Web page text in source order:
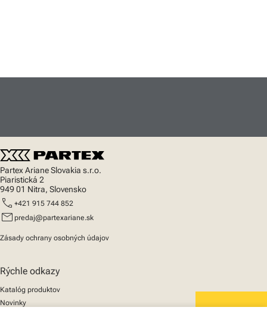
Partex Ariane Slovakia s.r.o.
Piaristická 2
949 01 Nitra, Slovensko
call +421 915 744 852
mail predaj@partexariane.sk
Zásady ochrany osobných údajov
Rýchle odkazy
Katalóg produktov
Novinky